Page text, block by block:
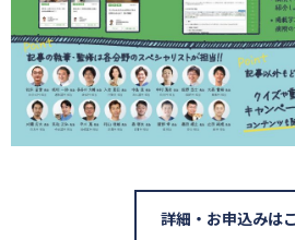
詳細・お申込みは